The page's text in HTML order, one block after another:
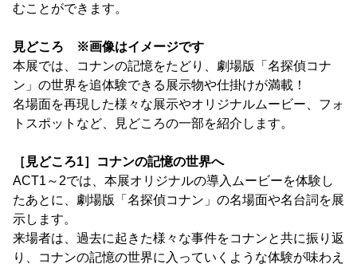
むことができます。
見どころ ※画像はイメージです
本展では、コナンの記憶をたどり、劇場版「名探偵コナ
ン」の世界を追体験できる展示物や仕掛けが満載！
名場面を再現した様々な展示やオリジナルムービー、フォ
トスポットなど、見どころの一部を紹介します。
［見どころ1］コナンの記憶の世界へ
ACT1～2では、本展オリジナルの導入ムービーを体験し
たあとに、劇場版「名探偵コナン」の名場面や名台詞を展
示します。
来場者は、過去に起きた様々な事件をコナンと共に振り返
り、コナンの記憶の世界に入っていくような体験が味わえ